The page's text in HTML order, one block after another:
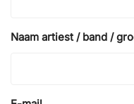
Naam artiest / band /